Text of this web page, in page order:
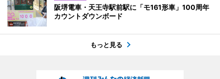
阪堺電車・天王寺駅前駅に「モ161形車」100周年
カウントダウンボード
もっと見る